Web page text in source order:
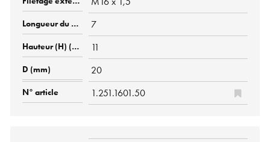
7
11
20
1.251.1601.50